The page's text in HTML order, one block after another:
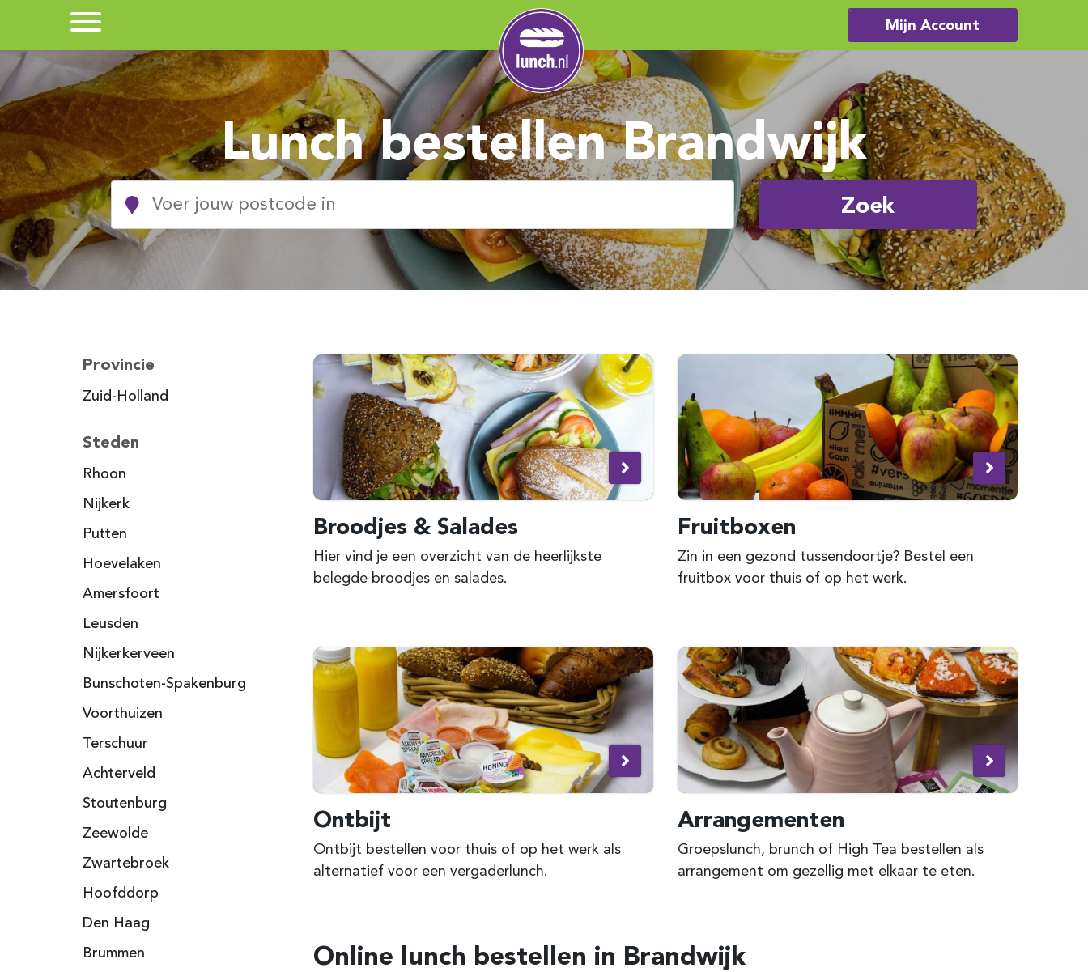
Mijn Account
Lunch bestellen Brandwijk
Zoek
Provincie
Zuid-Holland
Steden
Rhoon
Nijkerk
Putten
Hoevelaken
Amersfoort
Leusden
Nijkerkerveen
Bunschoten-Spakenburg
Voorthuizen
Terschuur
Achterveld
Stoutenburg
Zeewolde
Zwartebroek
Hoofddorp
Den Haag
Brummen
Broodjes & Salades
Hier vind je een overzicht van de heerlijkste
belegde broodjes en salades.
Fruitboxen
Zin in een gezond tussendoortje? Bestel een
fruitbox voor thuis of op het werk.
Ontbijt
Ontbijt bestellen voor thuis of op het werk als
alternatief voor een vergaderlunch.
Arrangementen
Groepslunch, brunch of High Tea bestellen als
arrangement om gezellig met elkaar te eten.
Online lunch bestellen in Brandwijk